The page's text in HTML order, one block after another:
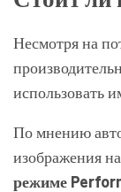
Несмотря на
использовать
По мнению
изображения
режиме